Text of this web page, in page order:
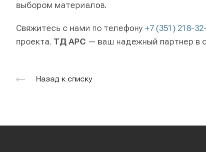
выбором материалов.
Свяжитесь с нами по телефону +7 (351) 218-
проекта. ТД АРС — ваш надежный партнер в
Назад к списку